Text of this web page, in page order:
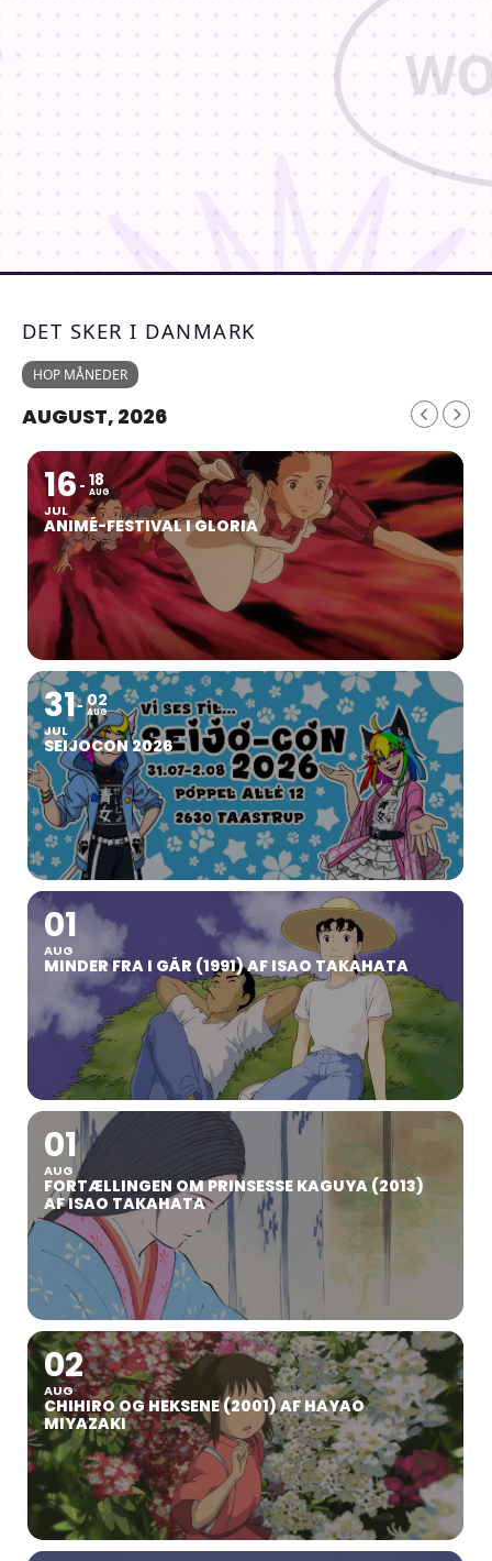
DET SKER I DANMARK
HOP MÅNEDER
AUGUST, 2026
16
JUL
18
AUG
ANIMÉ-FESTIVAL I GLORIA
31
JUL
02
AUG
SEIJOCON 2026
01
AUG
MINDER FRA I GÅR (1991) AF ISAO TAKAHATA
01
AUG
FORTÆLLINGEN OM PRINSESSE KAGUYA (2013)
AF ISAO TAKAHATA
02
AUG
CHIHIRO OG HEKSENE (2001) AF HAYAO
MIYAZAKI